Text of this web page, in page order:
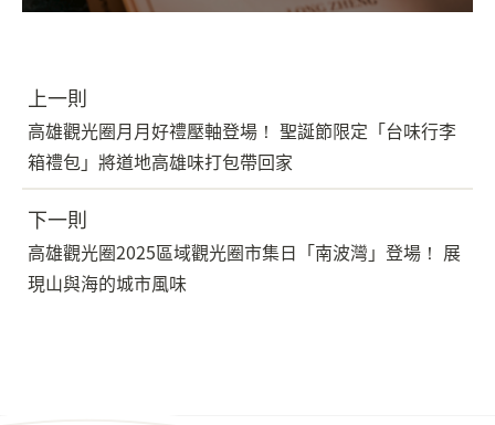
上一則
高雄觀光圈月月好禮壓軸登場！ 聖誕節限定「台味行李
箱禮包」將道地高雄味打包帶回家
下一則
高雄觀光圈2025區域觀光圈市集日「南波灣」登場！ 展
現山與海的城市風味